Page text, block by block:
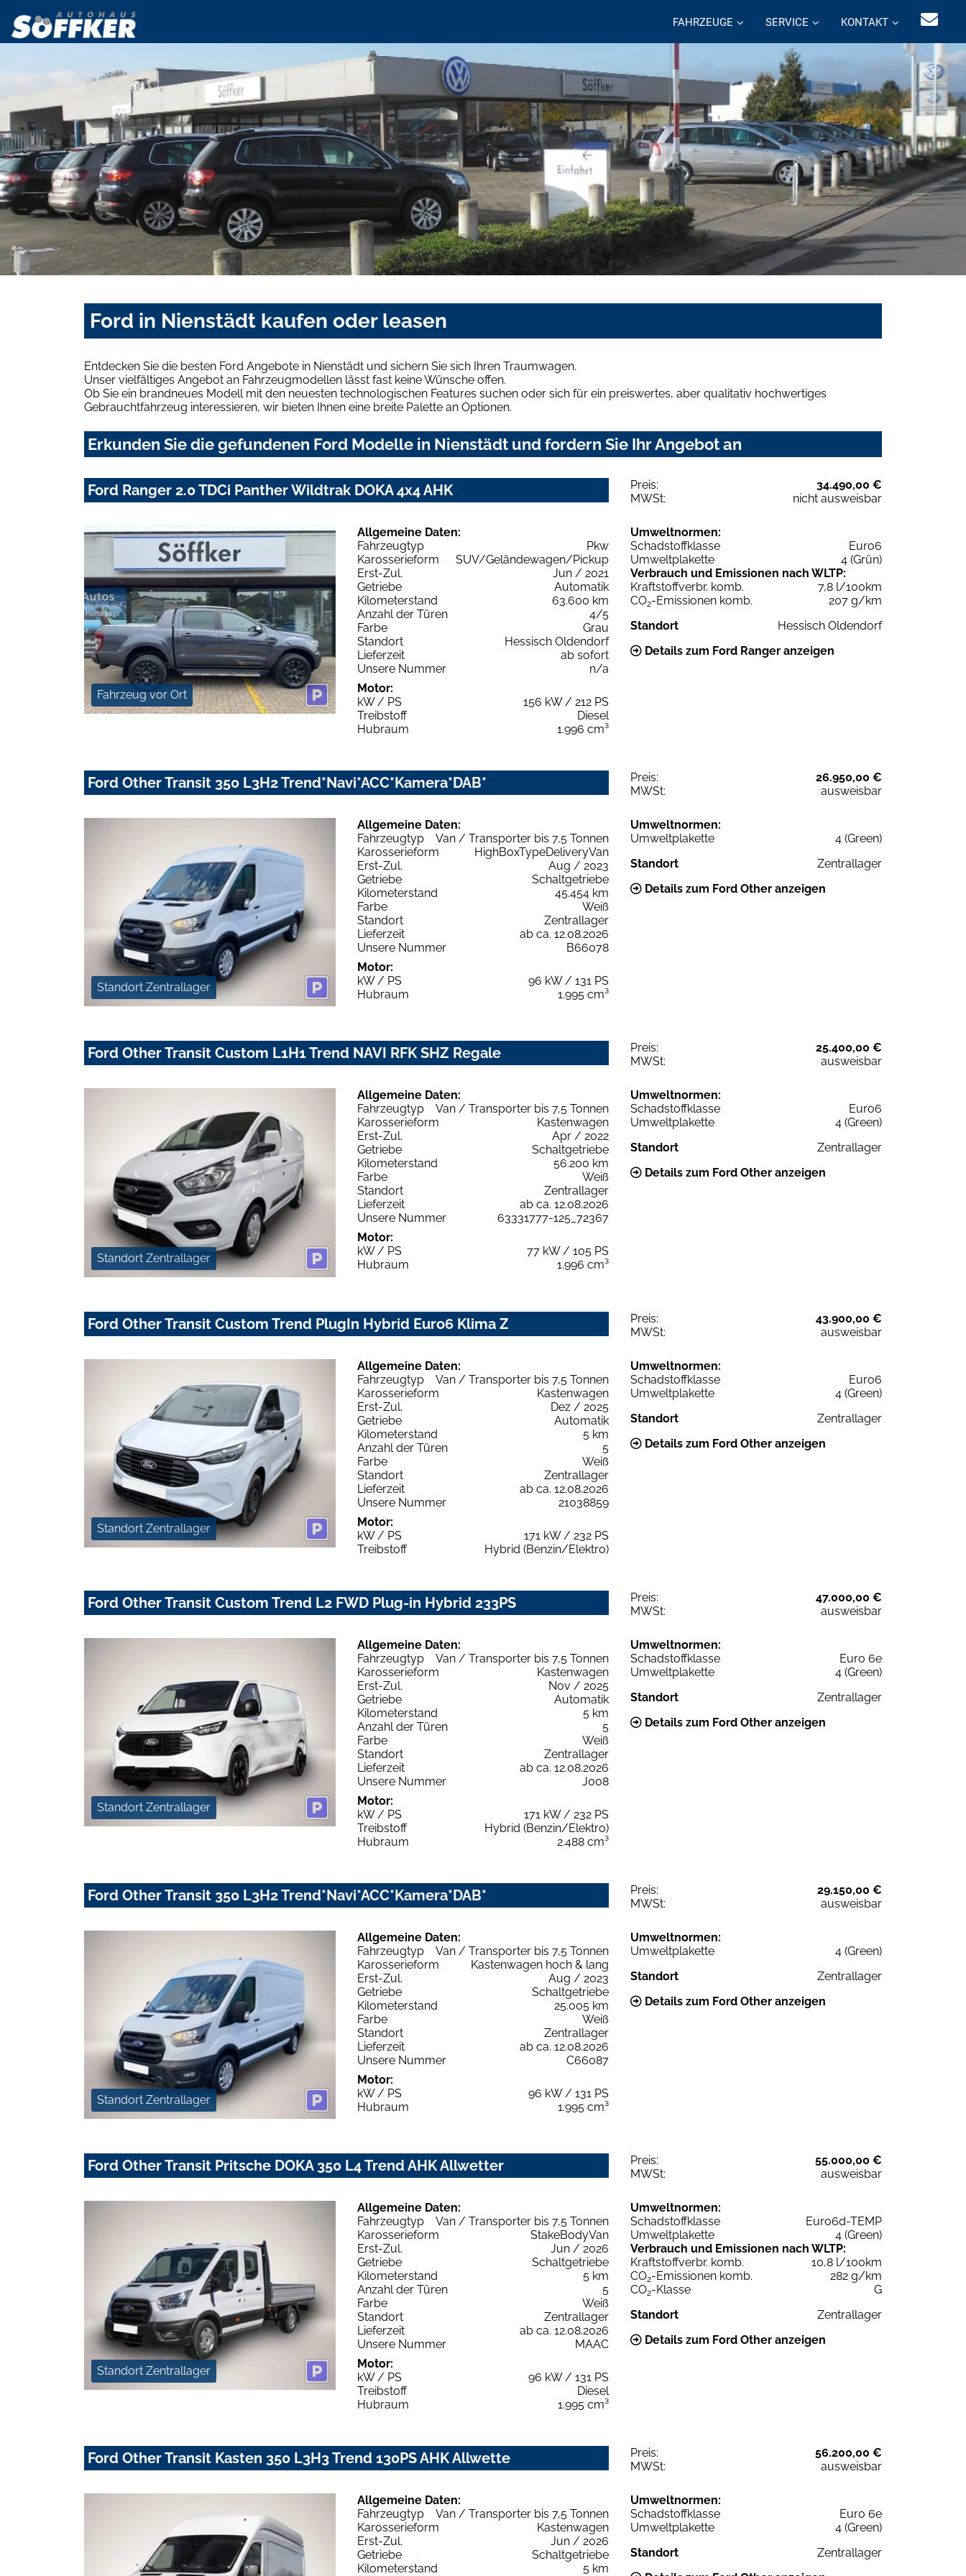
FAHRZEUGE SERVICE KONTAKT
Ford in Nienstädt kaufen oder leasen
Entdecken Sie die besten Ford Angebote in Nienstädt und sichern Sie sich Ihren Traumwagen.
Unser vielfältiges Angebot an Fahrzeugmodellen lässt fast keine Wünsche offen.
Ob Sie ein brandneues Modell mit den neuesten technologischen Features suchen oder sich für ein preiswertes, aber qualitativ hochwertiges
Gebrauchtfahrzeug interessieren, wir bieten Ihnen eine breite Palette an Optionen.
Erkunden Sie die gefundenen Ford Modelle in Nienstädt und fordern Sie Ihr Angebot an
Ford Ranger 2.0 TDCi Panther Wildtrak DOKA 4x4 AHK Preis:
34.490,00 €
MWSt:
nicht ausweisbar
Fahrzeug vor Ort
Allgemeine Daten:
Fahrzeugtyp
Pkw
Karosserieform
SUV/Geländewagen/Pickup
Erst-Zul.
Jun / 2021
Getriebe
Automatik
Kilometerstand
63.600 km
Anzahl der Türen
4/5
Farbe
Grau
Standort
Hessisch Oldendorf
Lieferzeit
ab sofort
Unsere Nummer
n/a
Motor:
kW / PS
156 kW / 212 PS
Treibstoff
Diesel
Hubraum
1.996 cm³
Umweltnormen:
Schadstoffklasse
Euro6
Umweltplakette
4 (Grün)
Verbrauch und Emissionen nach WLTP:
Kraftstoffverbr. komb.
7,8 l/100km
CO2-Emissionen komb.
207 g/km
Standort
Hessisch Oldendorf
Details zum Ford Ranger anzeigen
Ford Other Transit 350 L3H2 Trend*Navi*ACC*Kamera*DAB* Preis:
26.950,00 €
MWSt:
ausweisbar
Standort Zentrallager
Allgemeine Daten:
Fahrzeugtyp
Van / Transporter bis 7,5 Tonnen
Karosserieform
HighBoxTypeDeliveryVan
Erst-Zul.
Aug / 2023
Getriebe
Schaltgetriebe
Kilometerstand
45.454 km
Farbe
Weiß
Standort
Zentrallager
Lieferzeit
ab ca. 12.08.2026
Unsere Nummer
B66078
Motor:
kW / PS
96 kW / 131 PS
Hubraum
1.995 cm³
Umweltnormen:
Umweltplakette
4 (Green)
Standort
Zentrallager
Details zum Ford Other anzeigen
Ford Other Transit Custom L1H1 Trend NAVI RFK SHZ Regale Preis:
25.400,00 €
MWSt:
ausweisbar
Standort Zentrallager
Allgemeine Daten:
Fahrzeugtyp
Van / Transporter bis 7,5 Tonnen
Karosserieform
Kastenwagen
Erst-Zul.
Apr / 2022
Getriebe
Schaltgetriebe
Kilometerstand
56.200 km
Farbe
Weiß
Standort
Zentrallager
Lieferzeit
ab ca. 12.08.2026
Unsere Nummer
63331777-125_72367
Motor:
kW / PS
77 kW / 105 PS
Hubraum
1.996 cm³
Umweltnormen:
Schadstoffklasse
Euro6
Umweltplakette
4 (Green)
Standort
Zentrallager
Details zum Ford Other anzeigen
Ford Other Transit Custom Trend PlugIn Hybrid Euro6 Klima Z Preis:
43.900,00 €
MWSt:
ausweisbar
Standort Zentrallager
Allgemeine Daten:
Fahrzeugtyp
Van / Transporter bis 7,5 Tonnen
Karosserieform
Kastenwagen
Erst-Zul.
Dez / 2025
Getriebe
Automatik
Kilometerstand
5 km
Anzahl der Türen
5
Farbe
Weiß
Standort
Zentrallager
Lieferzeit
ab ca. 12.08.2026
Unsere Nummer
21038859
Motor:
kW / PS
171 kW / 232 PS
Treibstoff
Hybrid (Benzin/Elektro)
Umweltnormen:
Schadstoffklasse
Euro6
Umweltplakette
4 (Green)
Standort
Zentrallager
Details zum Ford Other anzeigen
Ford Other Transit Custom Trend L2 FWD Plug-in Hybrid 233PS Preis:
47.000,00 €
MWSt:
ausweisbar
Standort Zentrallager
Allgemeine Daten:
Fahrzeugtyp
Van / Transporter bis 7,5 Tonnen
Karosserieform
Kastenwagen
Erst-Zul.
Nov / 2025
Getriebe
Automatik
Kilometerstand
5 km
Anzahl der Türen
5
Farbe
Weiß
Standort
Zentrallager
Lieferzeit
ab ca. 12.08.2026
Unsere Nummer
J008
Motor:
kW / PS
171 kW / 232 PS
Treibstoff
Hybrid (Benzin/Elektro)
Hubraum
2.488 cm³
Umweltnormen:
Schadstoffklasse
Euro 6e
Umweltplakette
4 (Green)
Standort
Zentrallager
Details zum Ford Other anzeigen
Ford Other Transit 350 L3H2 Trend*Navi*ACC*Kamera*DAB* Preis:
29.150,00 €
MWSt:
ausweisbar
Standort Zentrallager
Allgemeine Daten:
Fahrzeugtyp
Van / Transporter bis 7,5 Tonnen
Karosserieform
Kastenwagen hoch & lang
Erst-Zul.
Aug / 2023
Getriebe
Schaltgetriebe
Kilometerstand
25.005 km
Farbe
Weiß
Standort
Zentrallager
Lieferzeit
ab ca. 12.08.2026
Unsere Nummer
C66087
Motor:
kW / PS
96 kW / 131 PS
Hubraum
1.995 cm³
Umweltnormen:
Umweltplakette
4 (Green)
Standort
Zentrallager
Details zum Ford Other anzeigen
Ford Other Transit Pritsche DOKA 350 L4 Trend AHK Allwetter Preis:
55.000,00 €
MWSt:
ausweisbar
Standort Zentrallager
Allgemeine Daten:
Fahrzeugtyp
Van / Transporter bis 7,5 Tonnen
Karosserieform
StakeBodyVan
Erst-Zul.
Jun / 2026
Getriebe
Schaltgetriebe
Kilometerstand
5 km
Anzahl der Türen
5
Farbe
Weiß
Standort
Zentrallager
Lieferzeit
ab ca. 12.08.2026
Unsere Nummer
MAAC
Motor:
kW / PS
96 kW / 131 PS
Treibstoff
Diesel
Hubraum
1.995 cm³
Umweltnormen:
Schadstoffklasse
Euro6d-TEMP
Umweltplakette
4 (Green)
Verbrauch und Emissionen nach WLTP:
Kraftstoffverbr. komb.
10,8 l/100km
CO2-Emissionen komb.
282 g/km
CO2-Klasse
G
Standort
Zentrallager
Details zum Ford Other anzeigen
Ford Other Transit Kasten 350 L3H3 Trend 130PS AHK Allwette Preis:
56.200,00 €
MWSt:
ausweisbar
Allgemeine Daten:
Fahrzeugtyp
Van / Transporter bis 7,5 Tonnen
Karosserieform
Kastenwagen
Erst-Zul.
Jun / 2026
Getriebe
Schaltgetriebe
Kilometerstand
5 km
Umweltnormen:
Schadstoffklasse
Euro 6e
Umweltplakette
4 (Green)
Standort
Zentrallager